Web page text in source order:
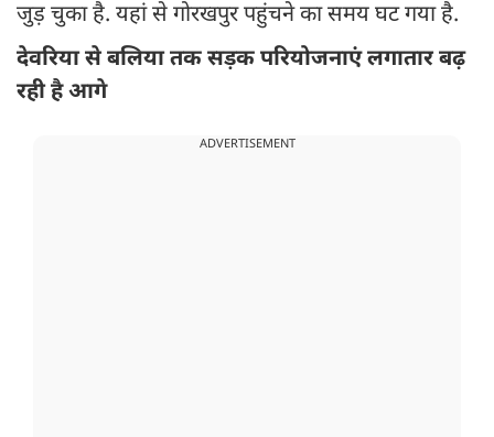
जुड़ चुका है. यहां से गोरखपुर पहुंचने का समय घट गया है.
देवरिया से बलिया तक सड़क परियोजनाएं लगातार बढ़
रही है आगे
ADVERTISEMENT